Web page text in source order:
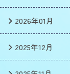
2026年01月
2025年12月